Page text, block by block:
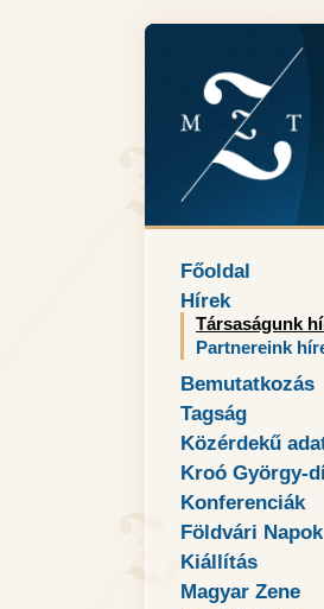
Főoldal
Hírek
Társaságunk
Partnereink
Bemutatkozás
Tagság
Közérdekű
Kroó György-
Konferenciák
Földvári Napok
Kiállítás
Magyar Zene